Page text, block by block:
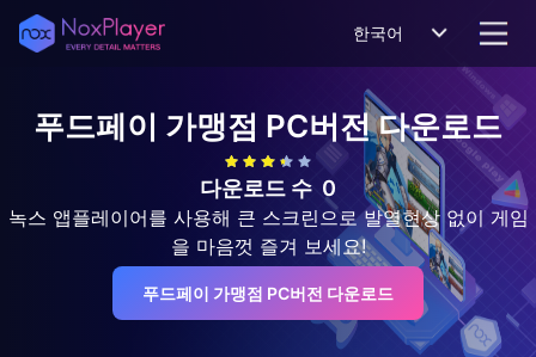
한국어
푸드페이 가맹점 PC버전 다운로드
다운로드 수 0
녹스 앱플레이어를 사용해 큰 스크린으로 발열현상 없이 게임
을 마음껏 즐겨 보세요!
푸드페이 가맹점 PC버전 다운로드